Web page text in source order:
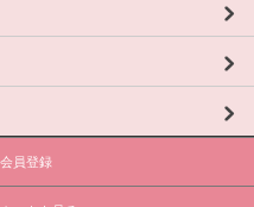
会員登録